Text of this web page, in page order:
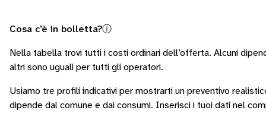
Cosa c’è in bolletta?ⓘ
Nella tabella trovi tutti i costi ordinari dell’offerta. Alcuni
altri sono uguali per tutti gli operatori.
Usiamo tre profili indicativi per mostrarti un preventivo
dipende dal comune e dai consumi. Inserisci i tuoi dati nel